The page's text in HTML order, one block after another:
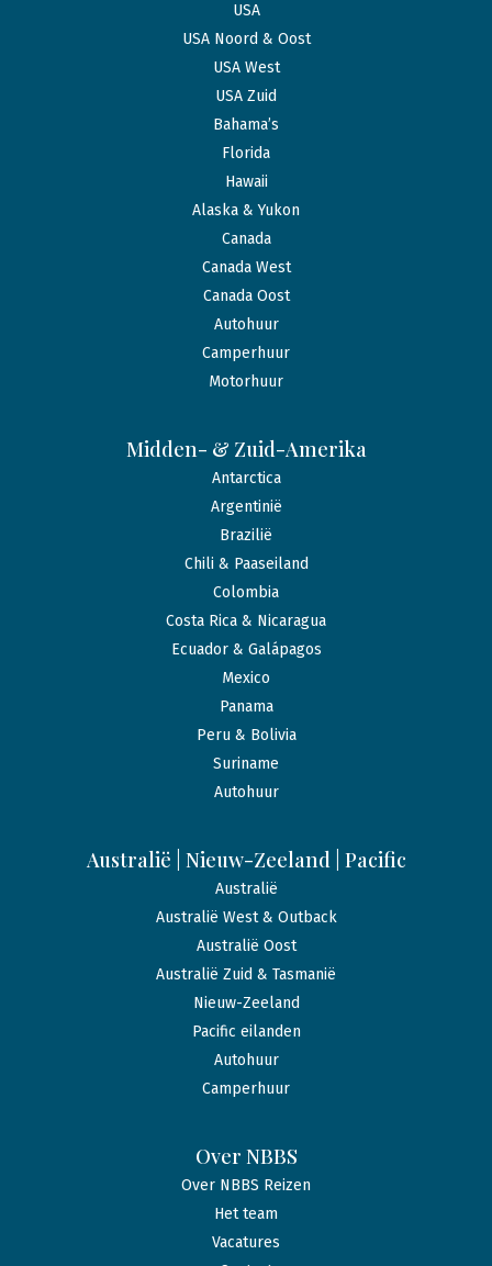
USA
USA Noord & Oost
USA West
USA Zuid
Bahama’s
Florida
Hawaii
Alaska & Yukon
Canada
Canada West
Canada Oost
Autohuur
Camperhuur
Motorhuur
Midden- & Zuid-Amerika
Antarctica
Argentinië
Brazilië
Chili & Paaseiland
Colombia
Costa Rica & Nicaragua
Ecuador & Galápagos
Mexico
Panama
Peru & Bolivia
Suriname
Autohuur
Australië | Nieuw-Zeeland | Pacific
Australië
Australië West & Outback
Australië Oost
Australië Zuid & Tasmanië
Nieuw-Zeeland
Pacific eilanden
Autohuur
Camperhuur
Over NBBS
Over NBBS Reizen
Het team
Vacatures